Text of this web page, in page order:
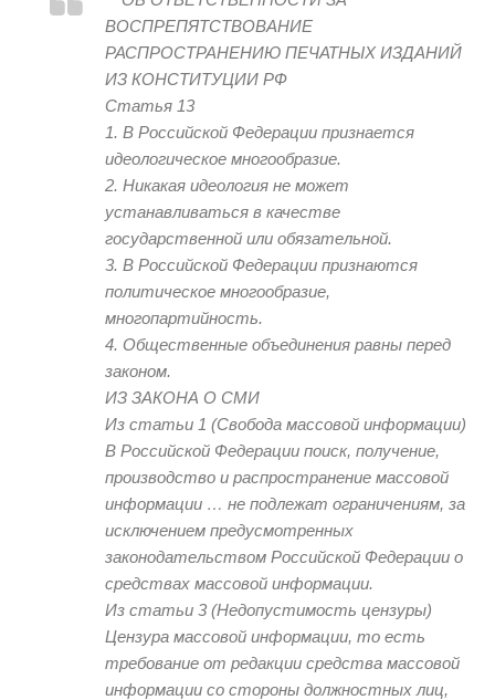
ВОСПРЕПЯТСТВОВАНИЕ
РАСПРОСТРАНЕНИЮ ПЕЧАТНЫХ ИЗДАНИЙ
ИЗ КОНСТИТУЦИИ РФ
Статья 13
1. В Российской Федерации признается
идеологическое многообразие.
2. Никакая идеология не может
устанавливаться в качестве
государственной или обязательной.
3. В Российской Федерации признаются
политическое многообразие,
многопартийность.
4. Общественные объединения равны перед
законом.
ИЗ ЗАКОНА О СМИ
Из статьи 1 (Свобода массовой информации)
В Российской Федерации поиск, получение,
производство и распространение массовой
информации … не подлежат ограничениям, за
исключением предусмотренных
законодательством Российской Федерации о
средствах массовой информации.
Из статьи 3 (Недопустимость цензуры)
Цензура массовой информации, то есть
требование от редакции средства массовой
информации со стороны должностных лиц,